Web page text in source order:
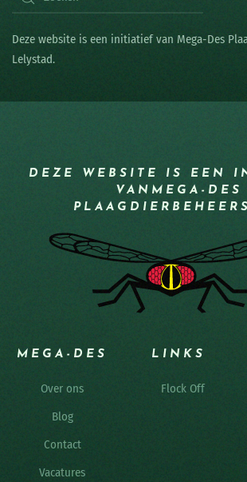
Deze website is een initiatief van Mega-Des
Lelystad.
DEZE WEBSITE IS EEN
VAN MEGA-DES
MEGA-DES
Over ons
Blog
Contact
Vacatures
LINKS
Flock Off